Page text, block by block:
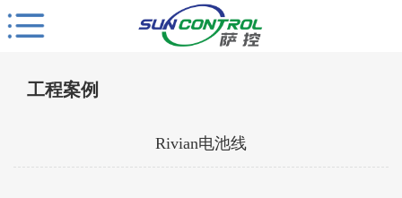
工程案例
Rivian电池线